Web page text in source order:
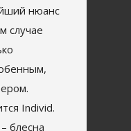
нюанс
случае
Individ.
блесна